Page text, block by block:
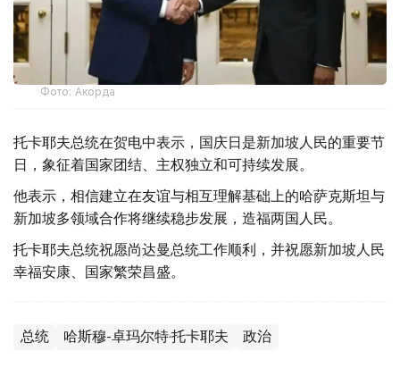
Фото: Акорда
托卡耶夫总统在贺电中表示，国庆日是新加坡人民的重要节
日，象征着国家团结、主权独立和可持续发展。
他表示，相信建立在友谊与相互理解基础上的哈萨克斯坦与
新加坡多领域合作将继续稳步发展，造福两国人民。
托卡耶夫总统祝愿尚达曼总统工作顺利，并祝愿新加坡人民
幸福安康、国家繁荣昌盛。
总统 哈斯穆-卓玛尔特·托卡耶夫 政治